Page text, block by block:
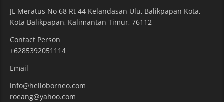
JL Meratus No 68 Rt 44 Kelandasan Ulu, Balikpapan Kota,
Kota Balikpapan, Kalimantan Timur, 76112
Contact Person
+6285392051114
Email
info@helloborneo.com
roeang@yahoo.com